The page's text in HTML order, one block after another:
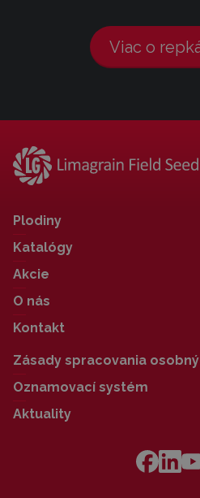
Viac o
Plodiny
Katalógy
Akcie
O nás
Kontakt
Zásady spracovania
Oznamovací systém
Aktuality